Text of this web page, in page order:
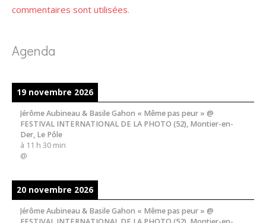
commentaires sont utilisées.
Agenda
19 novembre 2026
Jérôme Aubineau & Basile Gahon « Même pas peur » @
FESTIVAL INTERNATIONAL DE LA PHOTO (52), Montier-en-
Der, Le Pôle
à 11 h 30 min
@
20 novembre 2026
Jérôme Aubineau & Basile Gahon « Même pas peur » @